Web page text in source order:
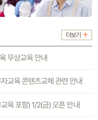
더보기
무상교육 안내
교육 콘텐츠교체 관련 안내
육 포함) 1/2(금) 오픈 안내